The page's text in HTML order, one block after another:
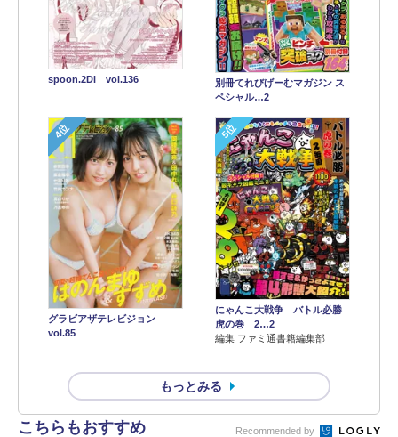
spoon.2Di vol.136
別冊てれびげーむマガジン ス
ペシャル…2
4位
グラビアザテレビジョン
vol.85
5位
にゃんこ大戦争 バトル必勝
虎の巻 2…2
編集 ファミ通書籍編集部
もっとみる
こちらもおすすめ Recommended by